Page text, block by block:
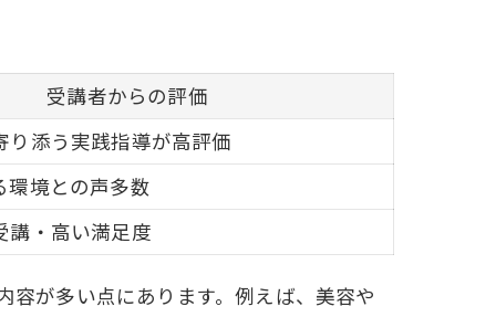
受講者からの評価
り添う実践指導が高評価
環境との声多数
講・高い満足度
が多い点にあります。例えば、美容や